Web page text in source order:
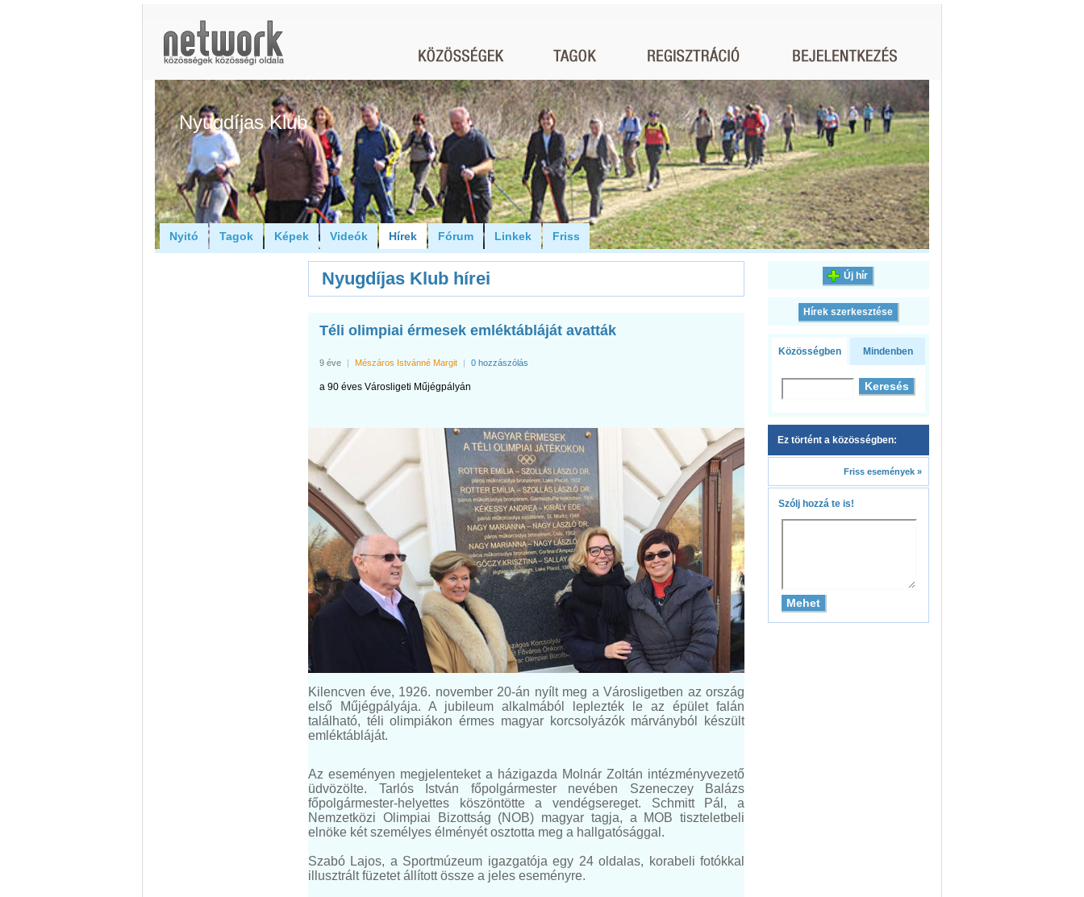
Nyugdíjas Klub
Nyitó Tagok Képek Videók Hírek Fórum Linkek Friss
Nyugdíjas Klub hírei
Téli olimpiai érmesek emléktábláját avatták
9 éve | Mészáros Istvánné Margit | 0 hozzászólás
a 90 éves Városligeti Műjégpályán
Kilencven éve, 1926. november 20-án nyílt meg a Városligetben az ország
első Műjégpályája. A jubileum alkalmából leplezték le az épület falán
található, téli olimpiákon érmes magyar korcsolyázók márványból készült
emléktábláját.
Az eseményen megjelenteket a házigazda Molnár Zoltán intézményvezető
üdvözölte. Tarlós István főpolgármester nevében Szeneczey Balázs
főpolgármester-helyettes köszöntötte a vendégsereget. Schmitt Pál, a
Nemzetközi Olimpiai Bizottság (NOB) magyar tagja, a MOB tiszteletbeli
elnöke két személyes élményét osztotta meg a hallgatósággal.
Szabó Lajos, a Sportmúzeum igazgatója egy 24 oldalas, korabeli fotókkal
illusztrált füzetet állított össze a jeles eseményre.
Új hír
Hírek szerkesztése
Közösségben Mindenben
Ez történt a közösségben:
Friss események »
Szólj hozzá te is!